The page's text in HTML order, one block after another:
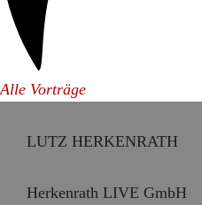
Alle Vorträge
LUTZ HERKENRATH
Herkenrath LIVE GmbH